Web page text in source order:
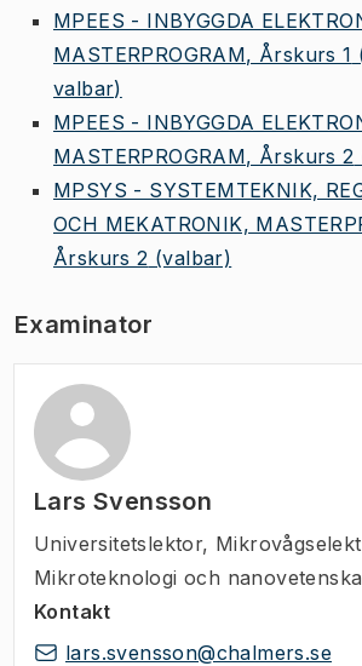
MPEES - INBYGGDA
MASTERPROGRAM, Årskurs 1
valbar)
MPEES - INBYGGDA
MASTERPROGRAM, Årskurs 2
MPSYS - SYSTEMTEKNIK,
OCH MEKATRONIK,
Årskurs 2 (valbar)
Examinator
Lars Svensson
Universitetslektor,
Mikroteknologi och
Kontakt
lars.svensson@chalmers.se